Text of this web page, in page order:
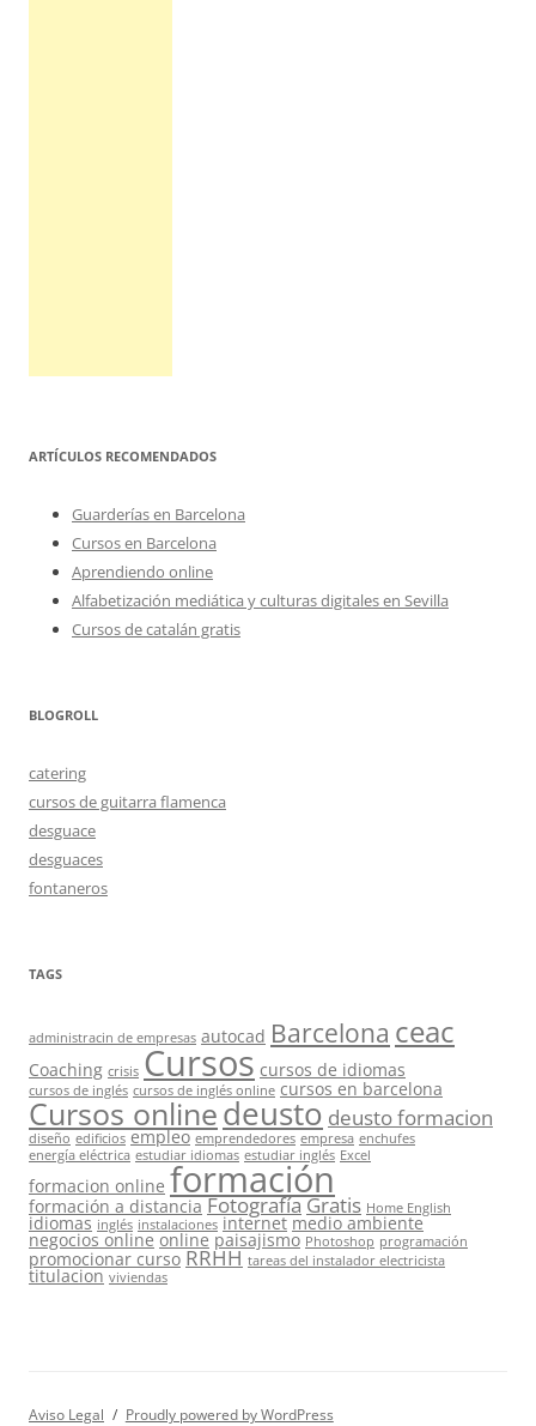
ARTÍCULOS RECOMENDADOS
Guarderías en Barcelona
Cursos en Barcelona
Aprendiendo online
Alfabetización mediática y culturas digitales en Sevilla
Cursos de catalán gratis
BLOGROLL
catering
cursos de guitarra flamenca
desguace
desguaces
fontaneros
TAGS
administracin de empresas autocad Barcelona ceac
Coaching crisis Cursos cursos de idiomas
cursos de inglés cursos de inglés online cursos en barcelona
Cursos onlinedeusto deusto formacion
diseño edificios empleo emprendedores empresa enchufes
energía eléctrica estudiar idiomas estudiar inglés Excel
formacion online formación
formación a distancia FotografíaGratis Home English
idiomas inglés instalaciones internet medio ambiente
negocios online online paisajismo Photoshop programación
promocionar curso RRHH tareas del instalador electricista
titulacion viviendas
Aviso Legal Proudly powered by WordPress